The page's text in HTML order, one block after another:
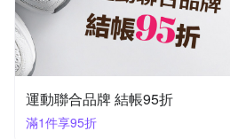
運動聯合品牌 結帳95折
滿1件享95折